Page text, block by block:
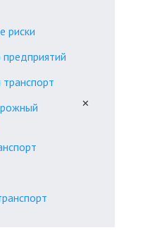
риски
✕